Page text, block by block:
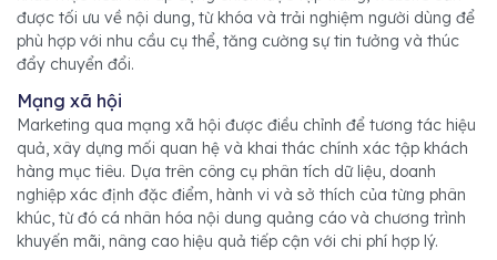
được tối ưu về nội dung, từ khóa và trải nghiệm người dùng để
phù hợp với nhu cầu cụ thể, tăng cường sự tin tưởng và thúc
đẩy chuyển đổi.
Mạng xã hội
Marketing qua mạng xã hội được điều chỉnh để tương tác hiệu
quả, xây dựng mối quan hệ và khai thác chính xác tập khách
hàng mục tiêu. Dựa trên công cụ phân tích dữ liệu, doanh
nghiệp xác định đặc điểm, hành vi và sở thích của từng phân
khúc, từ đó cá nhân hóa nội dung quảng cáo và chương trình
khuyến mãi, nâng cao hiệu quả tiếp cận với chi phí hợp lý.